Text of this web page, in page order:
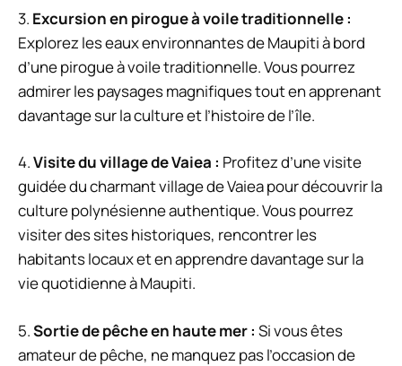
3. Excursion en pirogue à voile traditionnelle :
Explorez les eaux environnantes de Maupiti à bord
d’une pirogue à voile traditionnelle. Vous pourrez
admirer les paysages magnifiques tout en apprenant
davantage sur la culture et l’histoire de l’île.
4.Visite du village de Vaiea : Profitez d’une visite
guidée du charmant village de Vaiea pour découvrir la
culture polynésienne authentique. Vous pourrez
visiter des sites historiques, rencontrer les
habitants locaux et en apprendre davantage sur la
vie quotidienne à Maupiti.
5.Sortie de pêche en haute mer : Si vous êtes
amateur de pêche, ne manquez pas l’occasion de